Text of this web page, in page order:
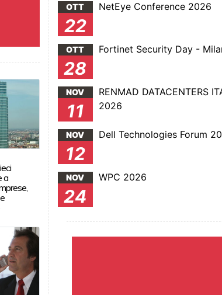
a
OTT
22
NetEye Conference 2026
OTT
28
Fortinet Security Day -
NOV
11
RENMAD DATACENTERS
2026
NOV
12
Dell Technologies Forum
NOV
24
WPC 2026